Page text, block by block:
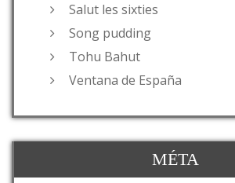
Salut les sixties
Song pudding
Tohu Bahut
Ventana de España
MÉTA